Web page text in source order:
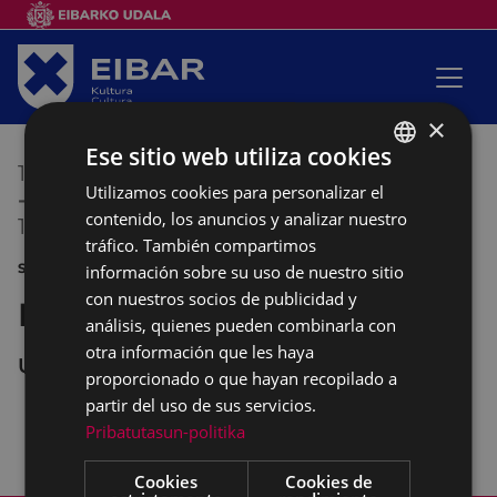
14/06/2016 19:00
-
19/06/201623:55
SANJUANAK 2016
Feria de la cerveza
UNTZAGA
Organiza: Eibar Rugby Taldea.
BASQUE
SPANISH
×
Ese sitio web utiliza cookies
Utilizamos cookies para personalizar el
contenido, los anuncios y analizar nuestro
tráfico. También compartimos
información sobre su uso de nuestro sitio
con nuestros socios de publicidad y
análisis, quienes pueden combinarla con
otra información que les haya
proporcionado o que hayan recopilado a
partir del uso de sus servicios.
Pribatutasun-politika
Cookies
Cookies de